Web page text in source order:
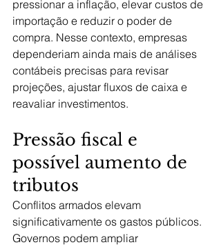
pressionar a inflação, elevar custos de
importação e reduzir o poder de
compra. Nesse contexto, empresas
dependeriam ainda mais de análises
contábeis precisas para revisar
projeções, ajustar fluxos de caixa e
reavaliar investimentos.
Pressão fiscal e
possível aumento de
tributos
Conflitos armados elevam
significativamente os gastos públicos.
Governos podem ampliar